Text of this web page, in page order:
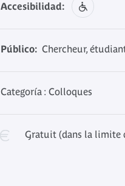
Accesibilidad:
Público: Chercheur,
Categoría : Colloques
Gratuit (dans la limite